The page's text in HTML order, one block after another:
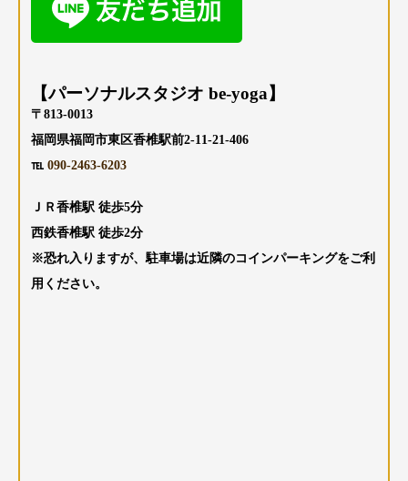
【パーソナルスタジオ be-yoga】
〒813-0013
福岡県福岡市東区香椎駅前2-11-21-406
℡ 090-2463-6203
ＪＲ香椎駅 徒歩5分
西鉄香椎駅 徒歩2分
※恐れ入りますが、駐車場は近隣のコインパーキングをご利
用ください。